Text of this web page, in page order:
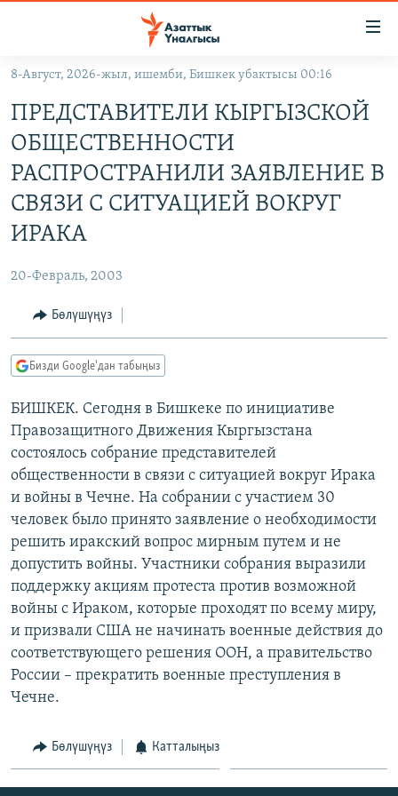
Навигацияга
өтүңүз
Издөөгө
салыңыз
КЫРГЫЗСТАН
КЫРГЫЗСТАН
ЭКОНОМИКА
ДҮЙНӨ
БОРБОР АЗИЯ
УКРАИНА
АТАЙЫН ИЛИКТӨӨ
БҮГҮН АЗАТТЫКТА
ЭКСПЕРТТЕР ТАЛДАЙТ
ЭЖЕ-СИҢДИЛЕР
АЗАТТЫК+
ЫҢГАЙСЫЗ СУРООЛОР
ПОДКАСТ
ӨЗГӨЧӨ ПИКИР
Русский
ОНЛАЙН ШЕРИНЕ
ЭЕ/АРнун бардык сайттары
8-Август, 2026-жыл, ишемби, Бишкек убактысы 00:16
ПРЕДСТАВИТЕЛИ КЫРГЫЗСКОЙ
ОБЩЕСТВЕННОСТИ
РАСПРОСТРАНИЛИ ЗАЯВЛЕНИЕ В
СВЯЗИ С СИТУАЦИЕЙ ВОКРУГ
ИРАКА
20-Февраль, 2003
Бөлүшүңүз
Бизди Google'дан табыңыз
БИШКЕК. Сегодня в Бишкеке по инициативе
Правозащитного Движения Кыргызстана
состоялось собрание представителей
общественности в связи с ситуацией вокруг Ирака
и войны в Чечне. На собрании с участием 30
человек было принято заявление о необходимости
решить иракский вопрос мирным путем и не
допустить войны. Участники собрания выразили
поддержку акциям протеста против возможной
войны с Ираком, которые проходят по всему миру,
и призвали США не начинать военные действия до
соответствующего решения ООН, а правительство
России – прекратить военные преступления в
Чечне.
Бөлүшүңүз Катталыңыз